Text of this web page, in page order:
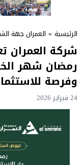
الرئيسية » العمران جهة
شركة العمران
رمضان شهر
وفرصة
24 فبراير 2026